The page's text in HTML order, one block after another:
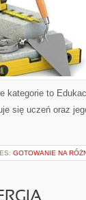
kategorie to
się uczeń oraz
GOTOWANIE NA